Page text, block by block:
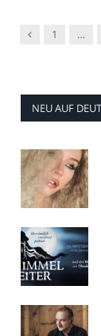
Vorgänger
1 …
NEU AUF